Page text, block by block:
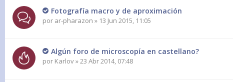
Fotografía macro y de aproximación
por ar-pharazon » 13 Jun 2015, 11:05
Algún foro de microscopía en castellano?
por Karlov» 23 Abr 2014, 07:48